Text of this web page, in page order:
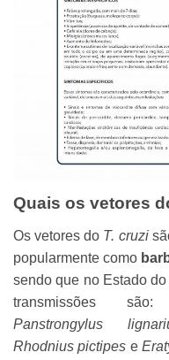
Quais os vetores
Os vetores do T. cruzi
popularmente como
sendo que no Estado
transmissões
Panstrongylus
Rhodnius pictipes e